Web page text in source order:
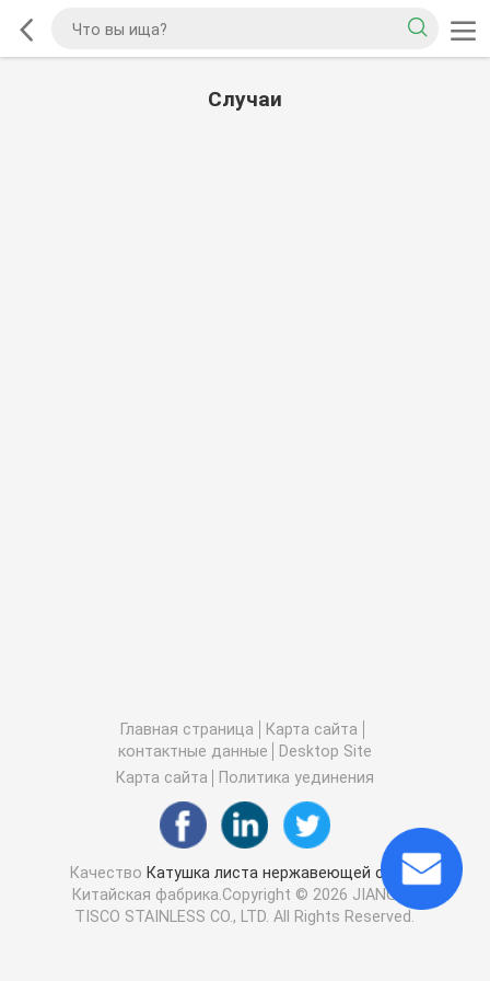
Случаи
Главная страница
Карта сайта
контактные данные
Desktop Site
Карта сайта
Политика уединения
Качество Катушка листа нержавеющей стали
Китайская фабрика.Copyright © 2026 JIANGSU
TISCO STAINLESS CO., LTD. All Rights Reserved.